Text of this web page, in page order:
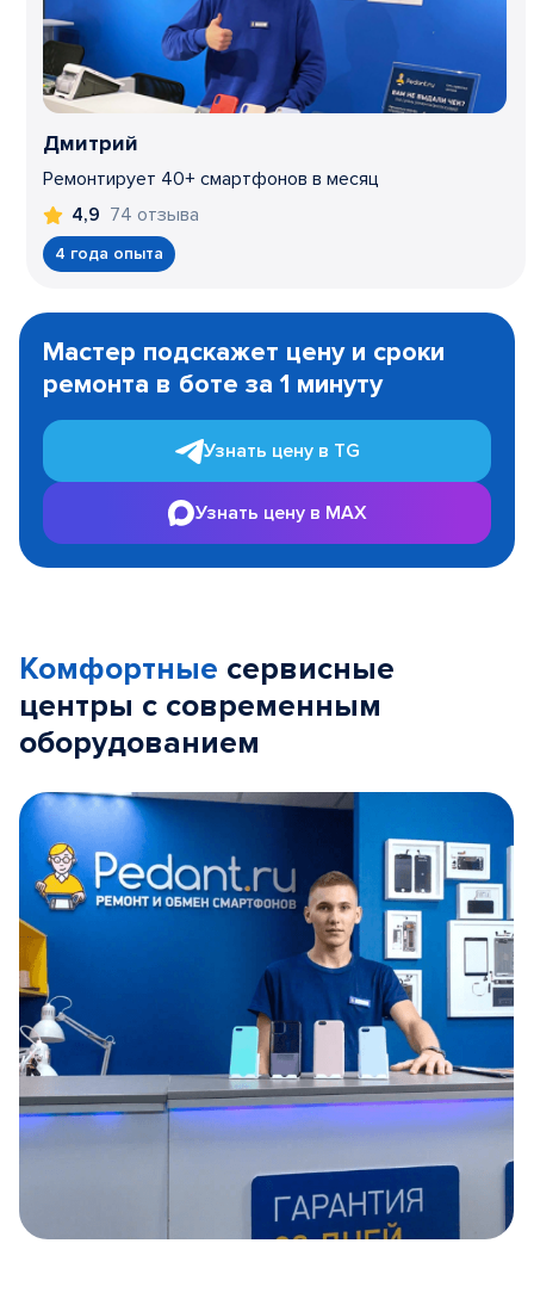
Дмитрий
Ремонтирует 40+ смартфонов в месяц
4,9 74 отзыва
4 года опыта
1
Мастер подскажет цену и сроки
ремонта в боте за 1 минуту
Узнать цену в TG
Узнать цену в MAX
Комфортные сервисные
центры с современным
оборудованием